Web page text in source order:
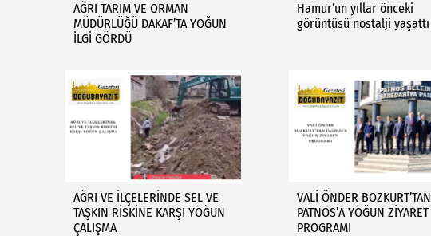
AĞRI TARIM VE ORMAN
MÜDÜRLÜĞÜ DAKAF’TA YOĞUN
İLGİ GÖRDÜ
Hamur’un yıllar önceki
görüntüsü nostalji yaşattı
AĞRI VE İLÇELERİNDE SEL VE
TAŞKIN RİSKİNE KARŞI YOĞUN
ÇALIŞMA
VALİ ÖNDER BOZKURT’TAN
PATNOS’A YOĞUN ZİYARET
PROGRAMI